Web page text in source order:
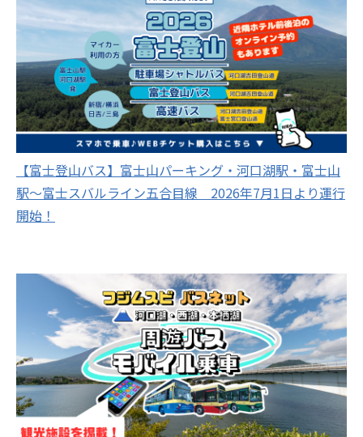
【富士登山バス】富士山パーキング・河口湖駅・富士山
駅～富士スバルライン五合目線 2026年7月1日より運行
開始！